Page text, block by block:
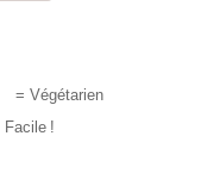
= Végétarien
Facile !